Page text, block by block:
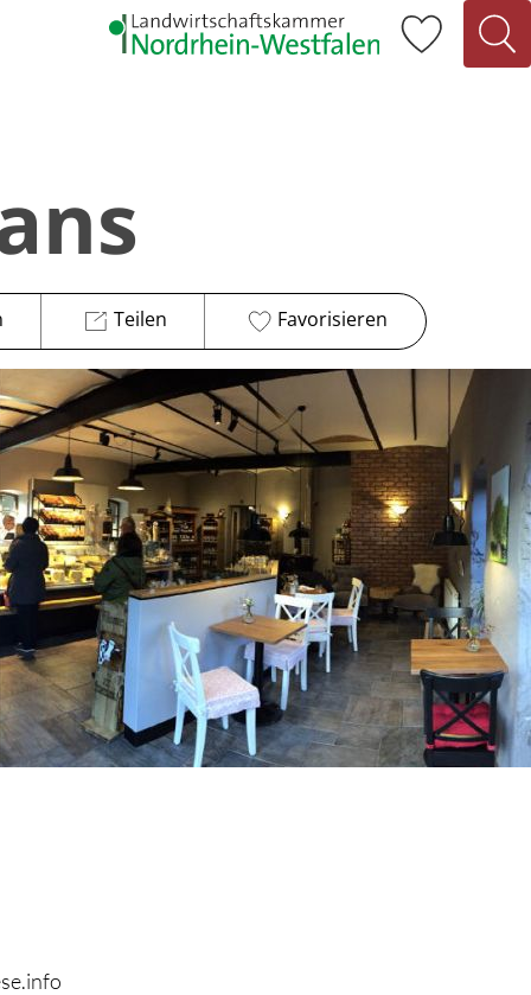
Teilen Favorisieren